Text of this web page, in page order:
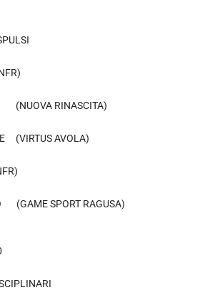
(NUOVA RINASCITA)
(VIRTUS AVOLA)
(GAME SPORT RAGUSA)